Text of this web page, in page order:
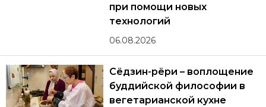
при помощи новых
технологий
06.08.2026
Сёдзин-рёри – воплощение
буддийской философии в
вегетарианской кухне